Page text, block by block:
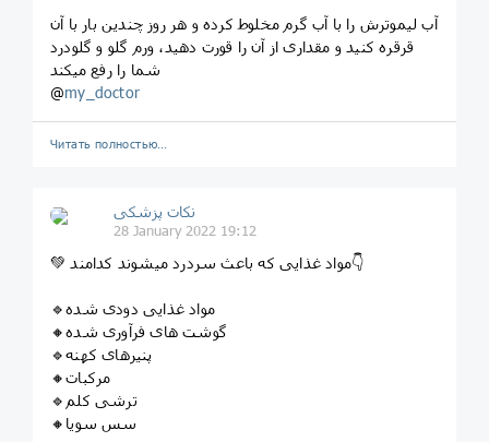
آب لیموترش را با آب گرم مخلوط کرده و هر روز چندین بار با آن
قرقره کنید و مقداری از آن را قورت دهید، ورم گلو و گلودرد
شما را رفع میکند
@my_doctor
Читать полностью…
نکات پزشکی
28 January 2022 19:12
💚 مواد غذایی که باعث سردرد میشوند کدامند👇
🔹مواد غذایی دودی شده
🔸گوشت های فرآوری شده
🔹پنیرهای کهنه
🔸مرکبات
🔹ترشی کلم
🔸سس سویا